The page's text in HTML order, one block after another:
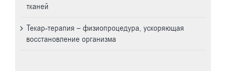
тканей
Текар-терапия – физиопроцедура, ускоряющая
восстановление организма